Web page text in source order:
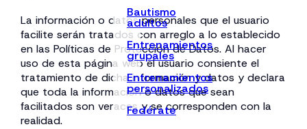
Bautismo
adultos
Entrenamientos
grupales
Entrenamientos
personalizados
Fedérate
La información o datos personales que el usuario
facilite serán tratados con arreglo a lo establecido
en las Políticas de Protección de Datos. Al hacer
uso de esta página web el usuario consiente el
tratamiento de dicha información y datos y declara
que toda la información o datos que sean
facilitados son veraces y se corresponden con la
realidad.